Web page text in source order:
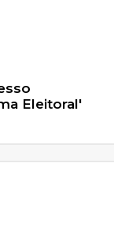
Eleitoral'